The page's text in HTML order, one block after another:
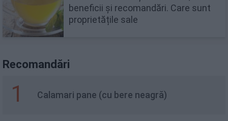
beneficii și recomandări. Care sunt
proprietățile sale
Recomandări
1 Calamari pane (cu bere neagră)